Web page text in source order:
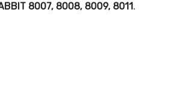
8007, 8008, 8009, 8011.